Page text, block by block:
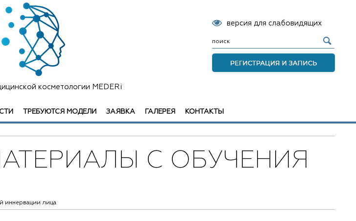
косметологии MEDERi
версия для слабовидящих
ТРЕБУЮТСЯ МОДЕЛИ ЗАЯВКА ГАЛЕРЕЯ КОНТАКТЫ
С ОБУЧЕНИЯ
иннервации лица